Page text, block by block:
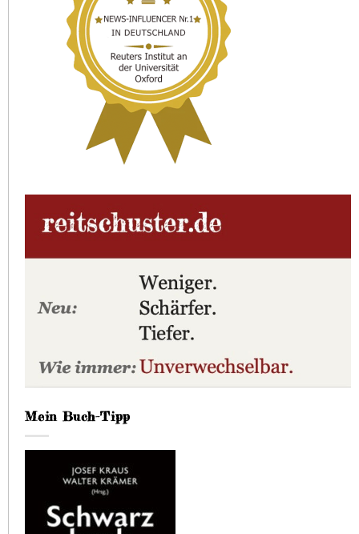
Mein Buch-Tipp